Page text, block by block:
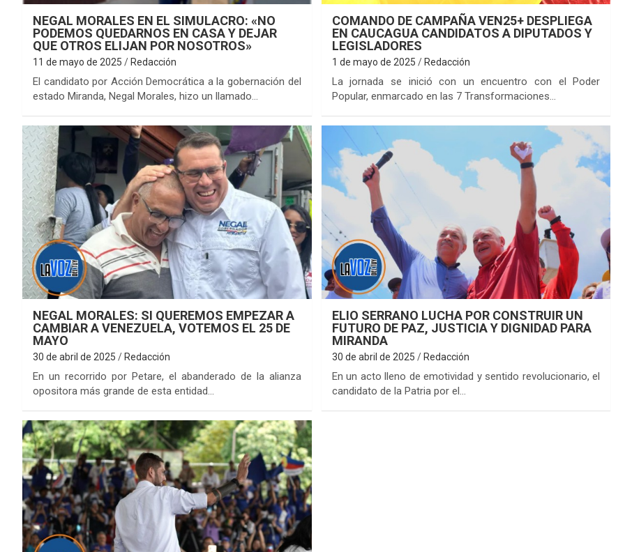
NEGAL MORALES EN EL SIMULACRO: «NO
PODEMOS QUEDARNOS EN CASA Y DEJAR
QUE OTROS ELIJAN POR NOSOTROS»
11 de mayo de 2025 Redacción
El candidato por Acción Democrática a la gobernación del
estado Miranda, Negal Morales, hizo un llamado…
COMANDO DE CAMPAÑA VEN25+ DESPLIEGA
EN CAUCAGUA CANDIDATOS A DIPUTADOS Y
LEGISLADORES
1 de mayo de 2025 Redacción
La jornada se inició con un encuentro con el Poder
Popular, enmarcado en las 7 Transformaciones…
NEGAL MORALES: SI QUEREMOS EMPEZAR A
CAMBIAR A VENEZUELA, VOTEMOS EL 25 DE
MAYO
30 de abril de 2025 Redacción
En un recorrido por Petare, el abanderado de la alianza
opositora más grande de esta entidad…
ELIO SERRANO LUCHA POR CONSTRUIR UN
FUTURO DE PAZ, JUSTICIA Y DIGNIDAD PARA
MIRANDA
30 de abril de 2025 Redacción
En un acto lleno de emotividad y sentido revolucionario, el
candidato de la Patria por el…